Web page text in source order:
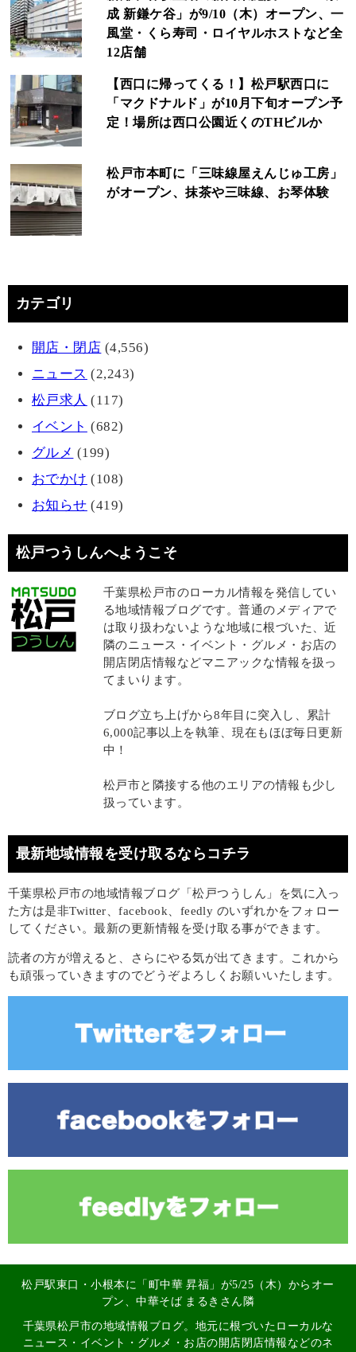
成 新鎌ケ谷」が9/10（木）オープン、一
風堂・くら寿司・ロイヤルホストなど全
12店舗
【西口に帰ってくる！】松戸駅西口に
「マクドナルド」が10月下旬オープン予
定！場所は西口公園近くのTHビルか
松戸市本町に「三味線屋えんじゅ工房」
がオープン、抹茶や三味線、お琴体験
カテゴリ
開店・閉店 (4,556)
ニュース (2,243)
松戸求人 (117)
イベント (682)
グルメ (199)
おでかけ (108)
お知らせ (419)
松戸つうしんへようこそ
千葉県松戸市のローカル情報を発信してい
る地域情報ブログです。普通のメディアで
は取り扱わないような地域に根づいた、近
隣のニュース・イベント・グルメ・お店の
開店閉店情報などマニアックな情報を扱っ
てまいります。
ブログ立ち上げから8年目に突入し、累計
6,000記事以上を執筆、現在もほぼ毎日更新
中！
松戸市と隣接する他のエリアの情報も少し
扱っています。
最新地域情報を受け取るならコチラ
千葉県松戸市の地域情報ブログ「松戸つうしん」を気に入っ
た方は是非Twitter、facebook、feedly のいずれかをフォロー
してください。最新の更新情報を受け取る事ができます。
読者の方が増えると、さらにやる気が出てきます。これから
も頑張っていきますのでどうぞよろしくお願いいたします。
松戸駅東口・小根本に「町中華 昇福」が5/25（木）からオー
プン、中華そば まるきさん隣
千葉県松戸市の地域情報ブログ。地元に根づいたローカルな
ニュース・イベント・グルメ・お店の開店閉店情報などのネ